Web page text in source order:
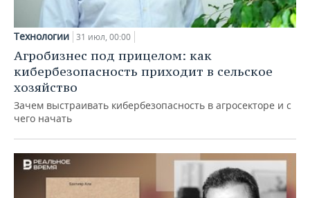
Технологии 31 июл, 00:00
Агробизнес под прицелом: как
кибербезопасность приходит в сельское
хозяйство
Зачем выстраивать кибербезопасность в агросекторе и с
чего начать